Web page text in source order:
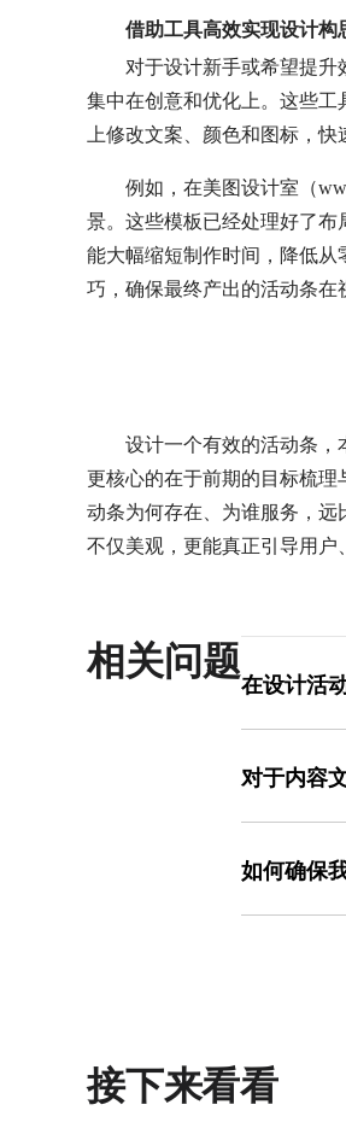
借助工具高效实现设计构
对于设计新手或希望提
集中在创意和优化上。这些
上修改文案、颜色和图标，
例如，在美图设计室（
景。这些模板已经处理好了
能大幅缩短制作时间，降低
巧，确保最终产出的活动条在
设计一个有效的活动条，
更核心的在于前期的目标梳
动条为何存在、为谁服务，
不仅美观，更能真正引导用户
相关问题
在设计活
（如红底白
果点击率过
对于内容
处理，但务
如何确保
美图设计室
接下来看看